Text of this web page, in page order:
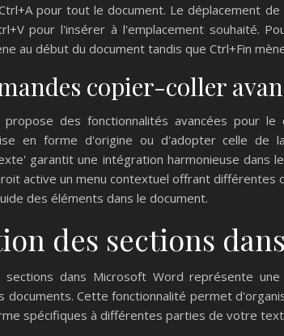
pour tout le document. Le déplacement
pour l'insérer à l'emplacement souhaité.
au début du document tandis que Ctrl+Fin
copier-coller
des fonctionnalités avancées pour
en forme d'origine ou d'adopter celle de
garantit une intégration harmonieuse dans
active un menu contextuel offrant différentes
des éléments dans le document.
des sections
sections dans Microsoft Word représente
documents. Cette fonctionnalité permet
spécifiques à différentes parties de votre